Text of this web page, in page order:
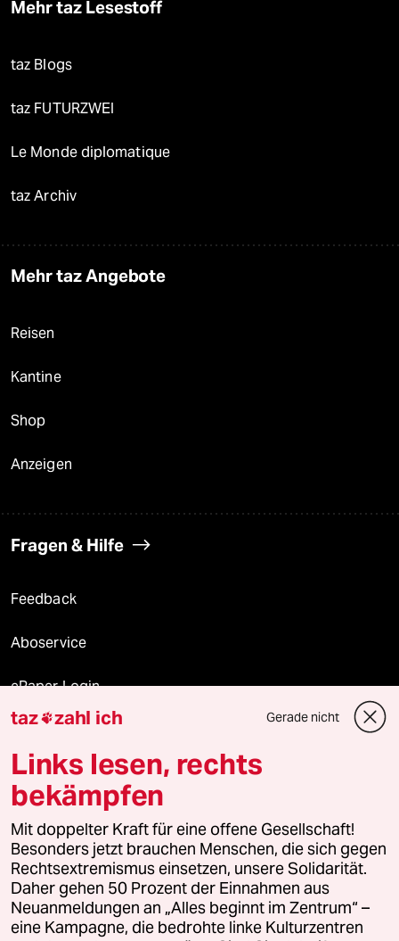
Mehr taz Lesestoff
taz Blogs
taz FUTURZWEI
Le Monde diplomatique
taz Archiv
Mehr taz Angebote
Reisen
Kantine
Shop
Anzeigen
Fragen & Hilfe
Feedback
Aboservice
ePaper Login
Downloads für Abonnierende
© 2026 taz Verlags und Vertriebs GmbH
Alle Rechte vorbehalten. Bei rechtlichen Fragen oder für Genehmigungen
wenden Sie sich bitte an
lizenzen@taz.de
Feedback Redaktionsstatut Kommune-Richtlinien
taz zahl ich Gerade nicht
Links lesen, rechts
bekämpfen
Mit doppelter Kraft für eine offene Gesellschaft!
Besonders jetzt brauchen Menschen, die sich gegen
Rechtsextremismus einsetzen, unsere Solidarität.
Daher gehen 50 Prozent der Einnahmen aus
Neuanmeldungen an „Alles beginnt im Zentrum“ –
eine Kampagne, die bedrohte linke Kulturzentren